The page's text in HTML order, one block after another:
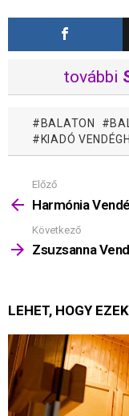
további
BALATON
KIADÓ
Mutass
többet
Előző
Harmónia
Következő
Zsuzsanna
LEHET, HOGY